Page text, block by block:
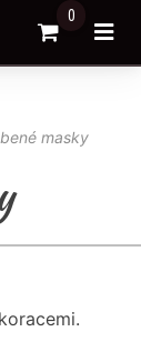
Přejít do
0
masky